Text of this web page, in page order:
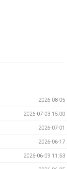
2026-08-05
2026-07-03 15:00
2026-07-01
2026-06-17
2026-06-09 11:53